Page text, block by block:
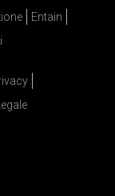
Entain